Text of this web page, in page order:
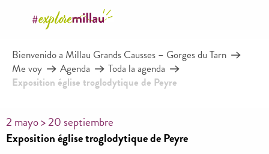
principal
Bienvenido a Millau Grands Causses – Gorges du Tarn
Me voy
Agenda
Toda la agenda
Exposition église troglodytique de Peyre
2 mayo > 20 septiembre
Exposition église troglodytique de Peyre